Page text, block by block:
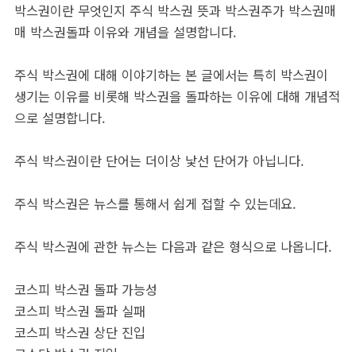
박스권이란 무엇인지 주식 박스권 뜻과 박스권주가 박스권매
매 박스권돌파 이유와 개념을 설명합니다.
주식 박스권에 대해 이야기하는 본 글에서는 특히 박스권이
생기는 이유를 비롯해 박스권을 돌파하는 이유에 대해 개념적
으로 설명합니다.
주식 박스권이란 단어는 더이상 낯선 단어가 아닙니다.
주식 박스권은 뉴스를 통해서 쉽게 접할 수 있는데요.
주식 박스권에 관한 뉴스는 다음과 같은 형식으로 나옵니다.
코스피 박스권 돌파 가능성
코스피 박스권 돌파 실패
코스피 박스권 상단 진입